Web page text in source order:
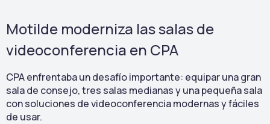
Motilde moderniza las salas de
videoconferencia en CPA
CPA enfrentaba un desafío importante: equipar una gran
sala de consejo, tres salas medianas y una pequeña sala
con soluciones de videoconferencia modernas y fáciles
de usar.